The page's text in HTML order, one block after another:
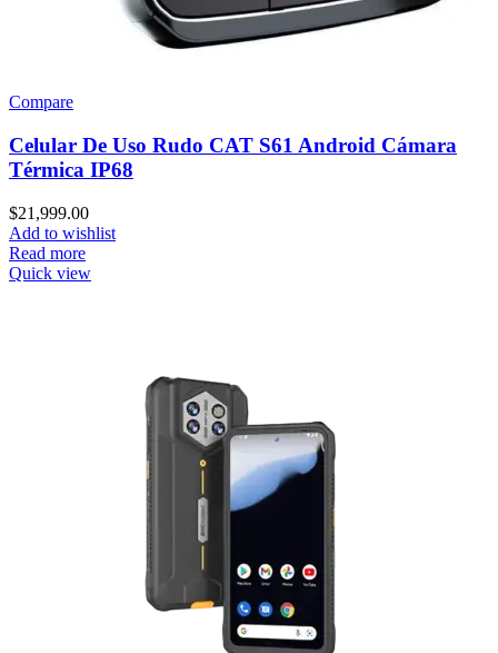
Compare
Celular De Uso Rudo CAT S61 Android Cámara
Térmica IP68
$21,999.00
Add to wishlist
Read more
Quick view